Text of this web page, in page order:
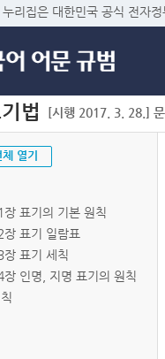
누리집은 대한민국 공식 전자정
법 [시행 2017. 3. 28.]
열기
장 표기의 기본 원칙
장 표기 일람표
장 표기 세칙
장 인명, 지명 표기의 원칙